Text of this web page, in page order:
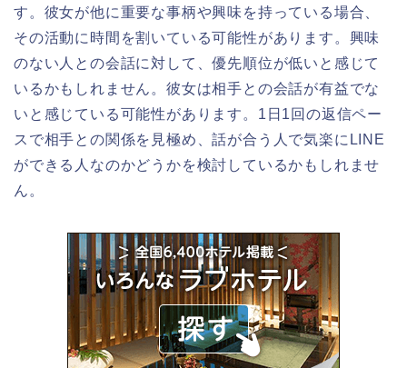
す。彼女が他に重要な事柄や興味を持っている場合、
その活動に時間を割いている可能性があります。興味
のない人との会話に対して、優先順位が低いと感じて
いるかもしれません。彼女は相手との会話が有益でな
いと感じている可能性があります。1日1回の返信ペー
スで相手との関係を見極め、話が合う人で気楽にLINE
ができる人なのかどうかを検討しているかもしれませ
ん。